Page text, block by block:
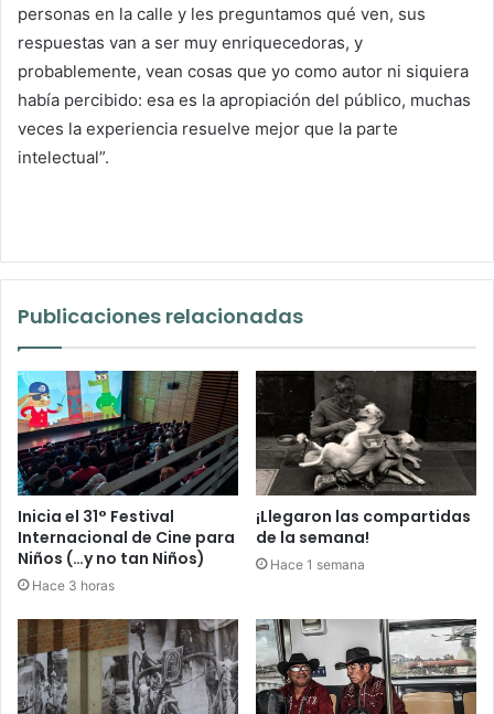
Juan Coronel. Del
Al preguntarle a Juan qué respuesta esperaba de los
lectores de sus imágenes me dijo: “una de las maravillas
probablemente, vean cosas que yo como autor ni siquiera
había percibido: esa es la apropiación del público, muchas
intelectual”.
Publicaciones relacionadas